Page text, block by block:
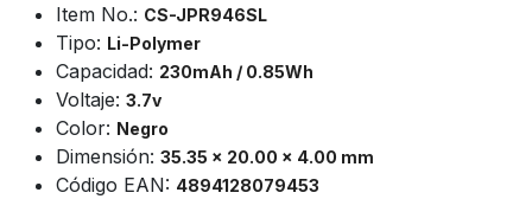
Item No.: CS-JPR946SL
Tipo: Li-Polymer
Capacidad: 230mAh / 0.85Wh
Voltaje: 3.7v
Color: Negro
Dimensión: 35.35 x 20.00 x 4.00 mm
Código EAN: 4894128079453